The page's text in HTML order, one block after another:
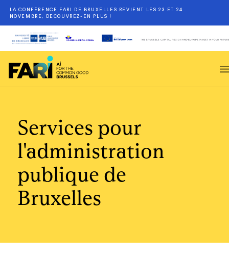
LA CONFÉRENCE FARI DE BRUXELLES REVIENT LES 23 ET 24
NOVEMBRE, DÉCOUVREZ-EN PLUS !
Services pour
l'administration
publique de
Bruxelles